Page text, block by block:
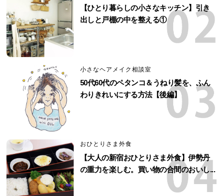
【ひとり暮らしの小さなキッチン】引き
出しと戸棚の中を整える①
小さなヘアメイク相談室
50代60代のペタンコ＆うねり髪を、ふん
わりきれいにする方法【後編】
おひとりさま外食
【大人の新宿おひとりさま外食】伊勢丹
の重力を楽しむ。買い物の合間のおいし...